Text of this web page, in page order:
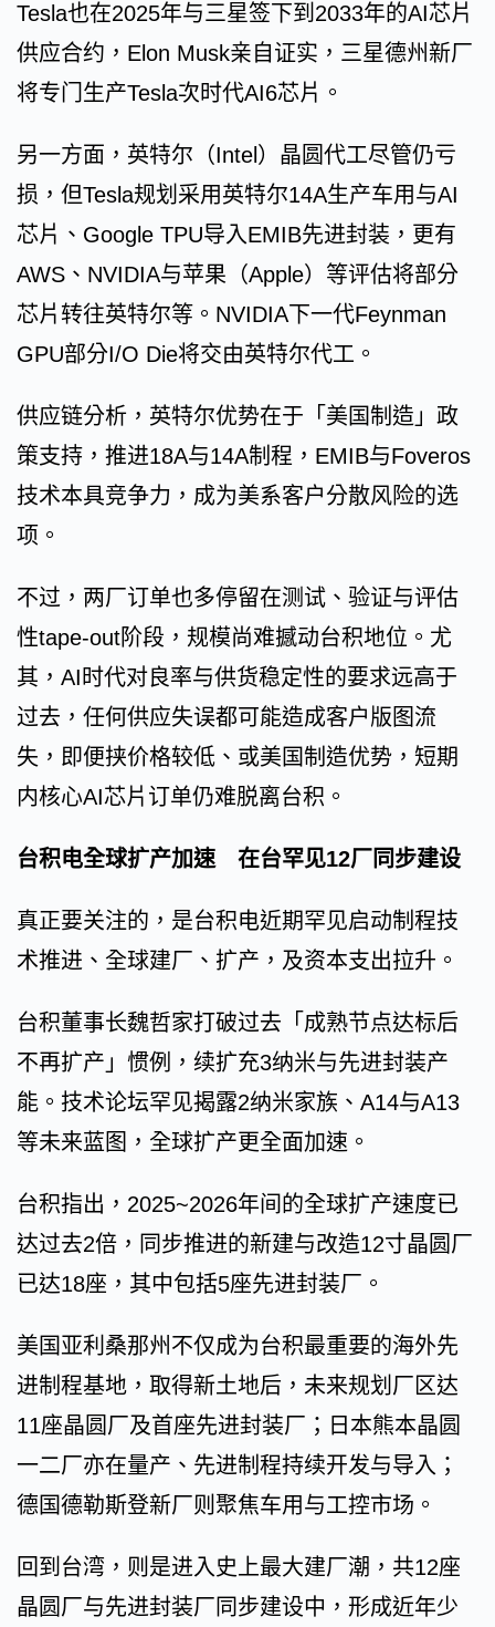
Tesla也在2025年与三星签下到2033年的AI芯片
供应合约，Elon Musk亲自证实，三星德州新厂
将专门生产Tesla次时代AI6芯片。
另一方面，英特尔（Intel）晶圆代工尽管仍亏
损，但Tesla规划采用英特尔14A生产车用与AI
芯片、Google TPU导入EMIB先进封装，更有
AWS、NVIDIA与苹果（Apple）等评估将部分
芯片转往英特尔等。NVIDIA下一代Feynman
GPU部分I/O Die将交由英特尔代工。
供应链分析，英特尔优势在于「美国制造」政
策支持，推进18A与14A制程，EMIB与Foveros
技术本具竞争力，成为美系客户分散风险的选
项。
不过，两厂订单也多停留在测试、验证与评估
性tape-out阶段，规模尚难撼动台积地位。尤
其，AI时代对良率与供货稳定性的要求远高于
过去，任何供应失误都可能造成客户版图流
失，即便挟价格较低、或美国制造优势，短期
内核心AI芯片订单仍难脱离台积。
台积电全球扩产加速 在台罕见12厂同步建设
真正要关注的，是台积电近期罕见启动制程技
术推进、全球建厂、扩产，及资本支出拉升。
台积董事长魏哲家打破过去「成熟节点达标后
不再扩产」惯例，续扩充3纳米与先进封装产
能。技术论坛罕见揭露2纳米家族、A14与A13
等未来蓝图，全球扩产更全面加速。
台积指出，2025~2026年间的全球扩产速度已
达过去2倍，同步推进的新建与改造12寸晶圆厂
已达18座，其中包括5座先进封装厂。
美国亚利桑那州不仅成为台积最重要的海外先
进制程基地，取得新土地后，未来规划厂区达
11座晶圆厂及首座先进封装厂；日本熊本晶圆
一二厂亦在量产、先进制程持续开发与导入；
德国德勒斯登新厂则聚焦车用与工控市场。
回到台湾，则是进入史上最大建厂潮，共12座
晶圆厂与先进封装厂同步建设中，形成近年少